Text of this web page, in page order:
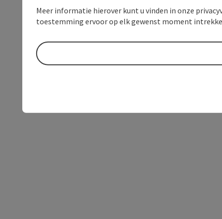
Meer informatie hierover kunt u vinden in onze
toestemming ervoor op elk gewenst moment